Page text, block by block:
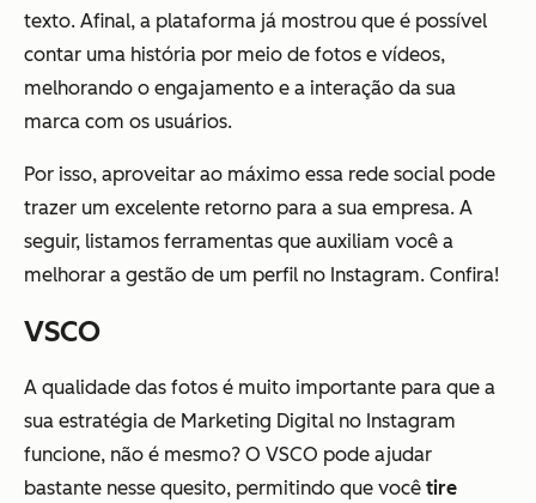
texto. Afinal, a plataforma já mostrou que é possível
contar uma história por meio de fotos e vídeos,
melhorando o engajamento e a interação da sua
marca com os usuários.
Por isso, aproveitar ao máximo essa rede social pode
trazer um excelente retorno para a sua empresa. A
seguir, listamos ferramentas que auxiliam você a
melhorar a gestão de um perfil no Instagram. Confira!
VSCO
A qualidade das fotos é muito importante para que a
sua estratégia de Marketing Digital no Instagram
funcione, não é mesmo? O VSCO pode ajudar
bastante nesse quesito, permitindo que você tire